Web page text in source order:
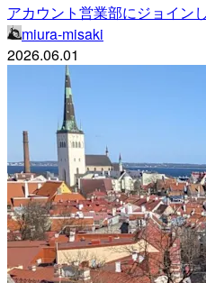
アカウント営業部にジョイン
miura-misaki
2026.06.01